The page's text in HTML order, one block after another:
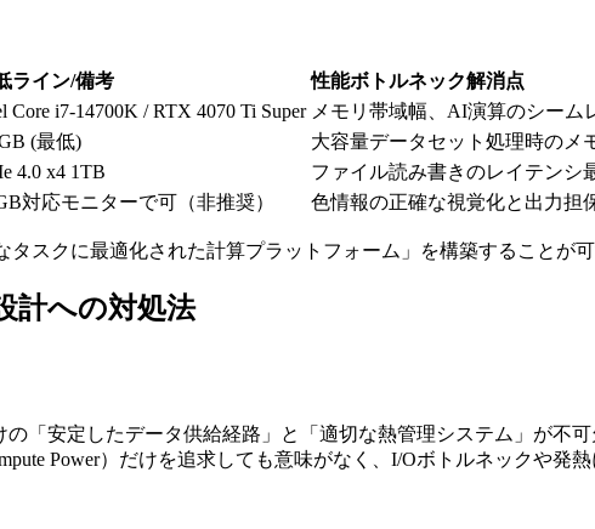
ライン/備考
性能ボトルネック解消点
Core i7-14700K / RTX 4070 Ti Super メモリ帯域幅、AI演算のシーム
(最低)
大容量データセット処理時のメ
4.0 x4 1TB
ファイル読み書きのレイテンシ
対応モニターで可（非推奨） 色情報の正確な視覚化と出力担
スクに最適化された計算プラットフォーム」を構築することが可
計への対処法
「安定したデータ供給経路」と「適切な熱管理システム」が不
Power）だけを追求しても意味がなく、I/Oボトルネックや発